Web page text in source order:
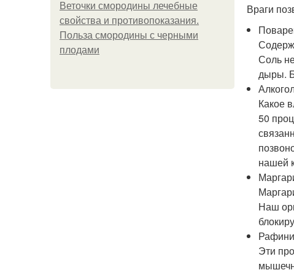
Веточки смородины лечебные
свойства и противопоказания.
Польза смородины с черными
плодами
Враги
Соль
дыры.
Какое
50
нашей
Наш
Эти